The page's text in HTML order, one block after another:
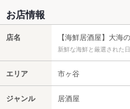
お店情報
店名 【海鮮居酒屋】大
新鮮な海鮮と厳選された
エリア 市ヶ谷
ジャンル 居酒屋